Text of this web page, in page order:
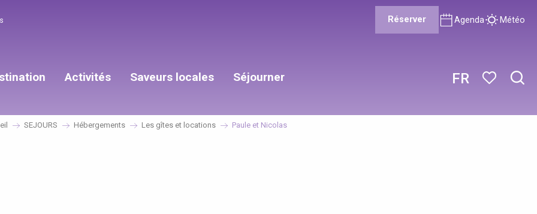
FR
Réserver Agenda Météo
Activités Saveurs locales Séjourner
SEJOURS Hébergements Les gîtes et locations Paule et Nicolas